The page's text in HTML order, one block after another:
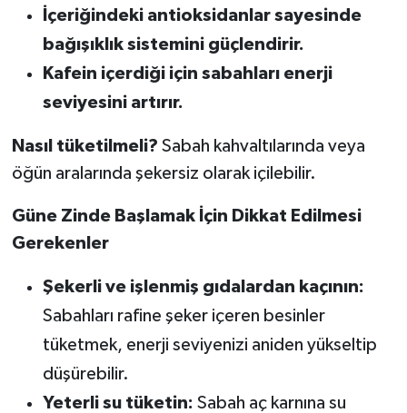
İçeriğindeki antioksidanlar sayesinde
bağışıklık sistemini güçlendirir.
Kafein içerdiği için sabahları enerji
seviyesini artırır.
Nasıl tüketilmeli? Sabah kahvaltılarında veya
öğün aralarında şekersiz olarak içilebilir.
Güne Zinde Başlamak İçin Dikkat Edilmesi
Gerekenler
Şekerli ve işlenmiş gıdalardan kaçının:
Sabahları rafine şeker içeren besinler
tüketmek, enerji seviyenizi aniden yükseltip
düşürebilir.
Yeterli su tüketin: Sabah aç karnına su